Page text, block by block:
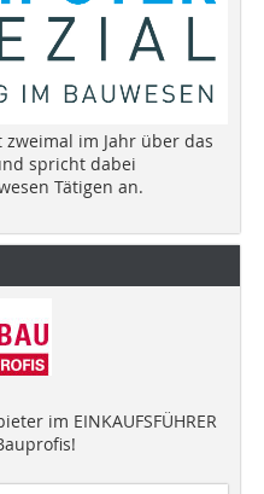
im Jahr über das
spricht dabei
Tätigen an.
im EINKAUFSFÜHRER